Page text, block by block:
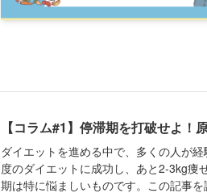
【コラム#1】停滞期を打破せよ！
ダイエットを進める中で、多くの人が
度のダイエットに成功し、あと2-3kg痩
期は特に悩ましいものです。この記事